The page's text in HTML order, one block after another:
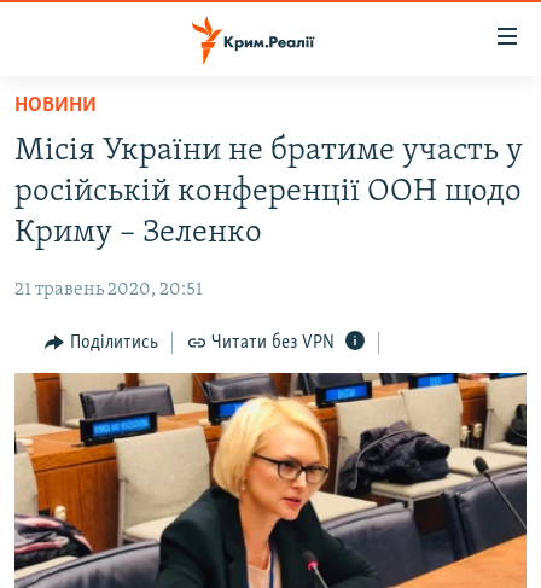
Перейти
основного
матеріалу
Перейти
до
основної
навігації
Перейти
до
пошуку
ВІДЕО ТА ФОТО
БЛОГИ
ПОГЛЯД
ІНТЕРВ'Ю
ВСЕ ЗА ДЕНЬ
СПЕЦПРОЕКТИ
ДЕПОРТАЦІЯ
ВІДЕОУРОКИ «ELIFBE»
ЯК ОБІЙТИ БЛОКУВАННЯ
НОВИНИ
Місія України не братиме участь у
російській конференції ООН щодо
Криму – Зеленко
21 травень 2020, 20:51
Поділитись Читати без VPN